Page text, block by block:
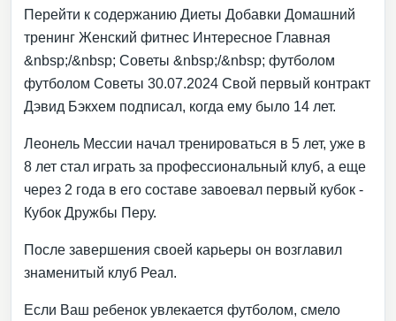
Перейти к содержанию Диеты Добавки Домашний
тренинг Женский фитнес Интересное Главная
&nbsp;/&nbsp; Советы &nbsp;/&nbsp; футболом
футболом Советы 30.07.2024 Свой первый контракт
Дэвид Бэкхем подписал, когда ему было 14 лет.
Леонель Мессии начал тренироваться в 5 лет, уже в
8 лет стал играть за профессиональный клуб, а еще
через 2 года в его составе завоевал первый кубок -
Кубок Дружбы Перу.
После завершения своей карьеры он возглавил
знаменитый клуб Реал.
Если Ваш ребенок увлекается футболом, смело